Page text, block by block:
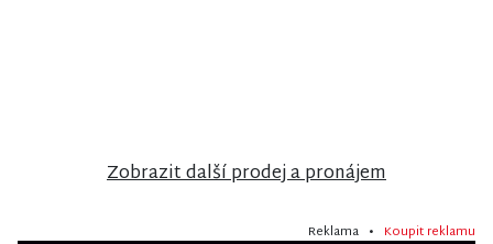
Zobrazit další prodej a pronájem
Reklama • Koupit reklamu